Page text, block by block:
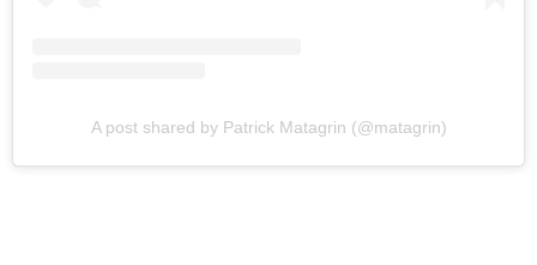
A post shared by Patrick Matagrin (@matagrin)